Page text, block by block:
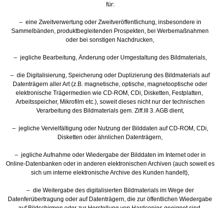
für:
– eine Zweitverwertung oder Zweitveröffentlichung, insbesondere in
Sammelbänden, produktbegleitenden Prospekten, bei Werbemaßnahmen
oder bei sonstigen Nachdrucken,
– jegliche Bearbeitung, Änderung oder Umgestaltung des Bildmaterials,
– die Digitalisierung, Speicherung oder Duplizierung des Bildmaterials auf
Datenträgern aller Art (z.B. magnetische, optische, magnetooptische oder
elektronische Trägermedien wie CD-ROM, CDi, Disketten, Festplatten,
Arbeitsspeicher, Mikrofilm etc.), soweit dieses nicht nur der technischen
Verarbeitung des Bildmaterials gem. Ziff.III 3. AGB dient,
– jegliche Vervielfältigung oder Nutzung der Bilddaten auf CD-ROM, CDi,
Disketten oder ähnlichen Datenträgern,
– jegliche Aufnahme oder Wiedergabe der Bilddaten im Internet oder in
Online-Datenbanken oder in anderen elektronischen Archiven (auch soweit es
sich um interne elektronische Archive des Kunden handelt),
– die Weitergabe des digitalisierten Bildmaterials im Wege der
Datenferübertragung oder auf Datenträgern, die zur öffentlichen Wiedergabe